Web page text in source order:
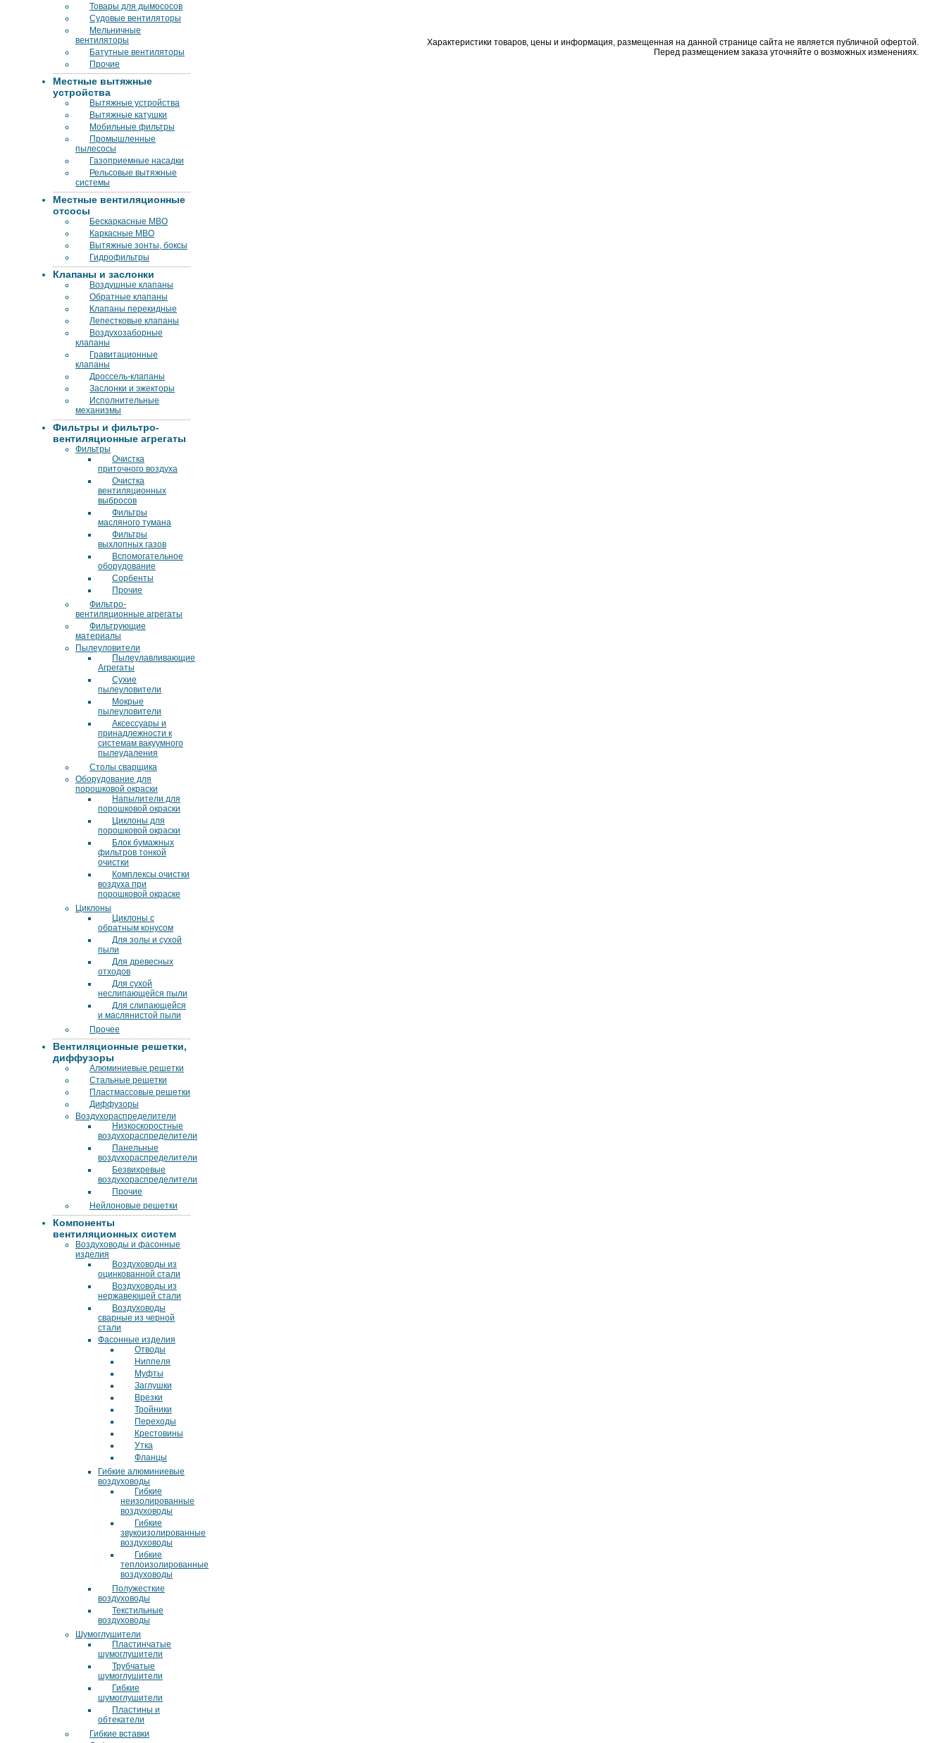
Товары для дымососов
Судовые вентиляторы
Мельничные
вентиляторы
Батутные вентиляторы
Прочие
Местные вытяжные
устройства
Вытяжные устройства
Вытяжные катушки
Мобильные фильтры
Промышленные
пылесосы
Газоприемные насадки
Рельсовые вытяжные
системы
Местные вентиляционные
отсосы
Бескаркасные МВО
Каркасные МВО
Вытяжные зонты, боксы
Гидрофильтры
Клапаны и заслонки
Воздушные клапаны
Обратные клапаны
Клапаны перекидные
Лепестковые клапаны
Воздухозаборные
клапаны
Гравитационные
клапаны
Дроссель-клапаны
Заслонки и эжекторы
Исполнительные
механизмы
Фильтры и фильтро-
вентиляционные агрегаты
Фильтры
Очистка
приточного воздуха
Очистка
вентиляционных
выбросов
Фильтры
масляного тумана
Фильтры
выхлопных газов
Вспомогательное
оборудование
Сорбенты
Прочие
Фильтро-
вентиляционные агрегаты
Фильтрующие
материалы
Пылеуловители
Пылеулавливающие
Агрегаты
Сухие
пылеуловители
Мокрые
пылеуловители
Аксессуары и
принадлежности к
системам вакуумного
пылеудаления
Столы сварщика
Оборудование для
порошковой окраски
Напылители для
порошковой окраски
Циклоны для
порошковой окраски
Блок бумажных
фильтров тонкой
очистки
Комплексы очистки
воздуха при
порошковой окраске
Циклоны
Циклоны с
обратным конусом
Для золы и сухой
пыли
Для древесных
отходов
Для сухой
неслипающейся пыли
Для слипающейся
и маслянистой пыли
Прочее
Вентиляционные решетки,
диффузоры
Алюминиевые решетки
Стальные решетки
Пластмассовые решетки
Диффузоры
Воздухораспределители
Низкоскоростные
воздухораспределители
Панельные
воздухораспределители
Безвихревые
воздухораспределители
Прочие
Нейлоновые решетки
Компоненты
вентиляционных систем
Воздуховоды и фасонные
изделия
Воздуховоды из
оцинкованной стали
Воздуховоды из
нержавеющей стали
Воздуховоды
сварные из черной
стали
Фасонные изделия
Отводы
Ниппеля
Муфты
Заглушки
Врезки
Тройники
Переходы
Крестовины
Утка
Фланцы
Гибкие алюминиевые
воздуховоды
Гибкие
неизолированные
воздуховоды
Гибкие
звукоизолированные
воздуховоды
Гибкие
теплоизолированные
воздуховоды
Полужесткие
воздуховоды
Текстильные
воздуховоды
Шумоглушители
Пластинчатые
шумоглушители
Трубчатые
шумоглушители
Гибкие
шумоглушители
Пластины и
обтекатели
Гибкие вставки
Характеристики товаров, цены и информация, размещенная на данной странице сайта не является публичной офертой.
Перед размещением заказа уточняйте о возможных изменениях.